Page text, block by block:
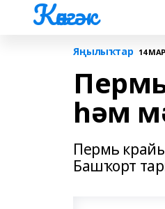
Көнгәк
Яңылыҡтар 14
һәм
Пермь
Башҡорт